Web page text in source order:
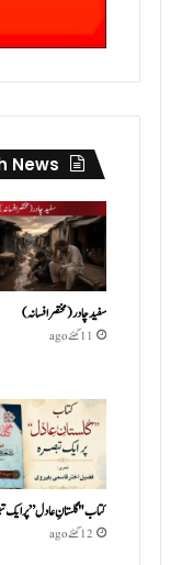
News
سفید چادر( مختصر افسانہ)
11 گھنٹے ago
کتاب "گلستانِ عادل” پر ایک
12 گھنٹے ago